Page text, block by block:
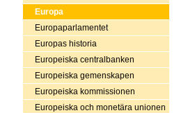
Europa
Europaparlamentet
Europas historia
Europeiska centralbanken
Europeiska gemenskapen
Europeiska kommissionen
Europeiska och monetära unionen